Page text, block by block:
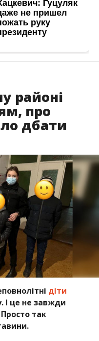
районі
про
дбати
діти
І це не завжди
так